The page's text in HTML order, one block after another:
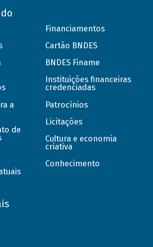
a
de
Financiamentos
Cartão BNDES
BNDES Finame
Instituições financeiras
credenciadas
Patrocínios
Licitações
Cultura e economia
criativa
Conhecimento